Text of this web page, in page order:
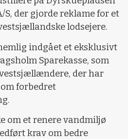
S, der gjorde reklame for et
lodsejere.
indgået et eksklusivt
Sparekasse, som
der har
forbedret
om et renere vandmiljø
krav om bedre